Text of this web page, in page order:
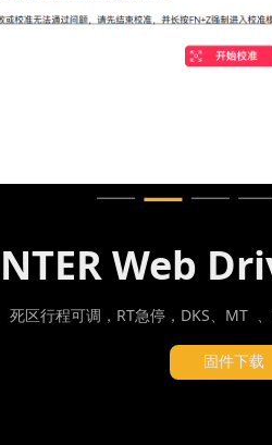
Web
死区行程可调，RT急停，DKS、MT
固件下载